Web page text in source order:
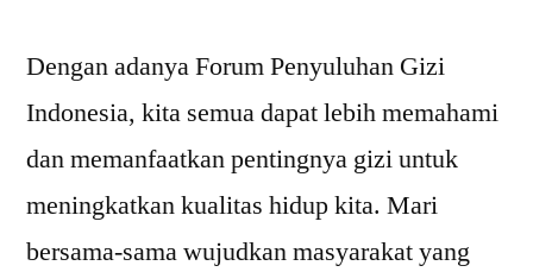
Dengan adanya Forum Penyuluhan Gizi
Indonesia, kita semua dapat lebih memahami
dan memanfaatkan pentingnya gizi untuk
meningkatkan kualitas hidup kita. Mari
bersama-sama wujudkan masyarakat yang